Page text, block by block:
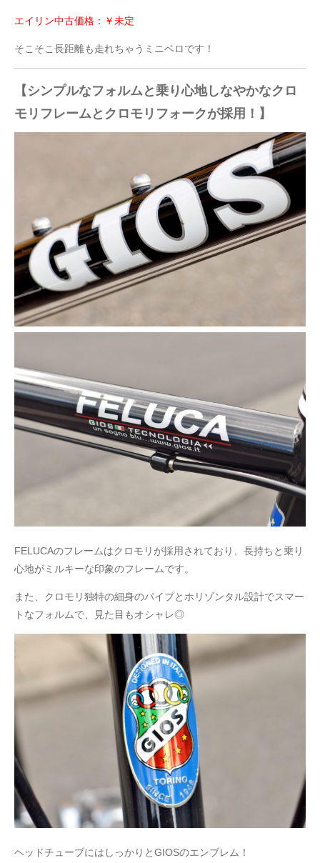
エイリン中古価格：￥未定
そこそこ長距離も走れちゃうミニベロです！
【シンプルなフォルムと乗り心地しなやかなクロ
モリフレームとクロモリフォークが採用！】
FELUCAのフレームはクロモリが採用されており、長持ちと乗り
心地がミルキーな印象のフレームです。
また、クロモリ独特の細身のパイプとホリゾンタル設計でスマー
トなフォルムで、見た目もオシャレ◎
ヘッドチューブにはしっかりとGIOSのエンブレム！